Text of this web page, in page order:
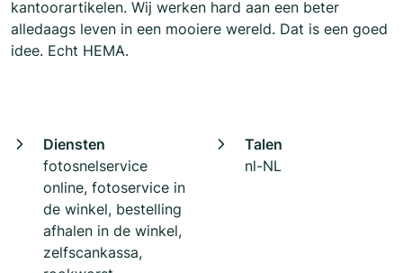
kantoorartikelen. Wij werken hard aan een beter
alledaags leven in een mooiere wereld. Dat is een goed
idee. Echt HEMA.
Diensten
fotosnelservice
online, fotoservice in
de winkel, bestelling
afhalen in de winkel,
zelfscankassa,
Talen
nl-NL